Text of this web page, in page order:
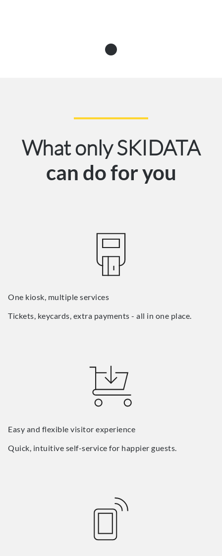
What only SKIDATA
can do for you
One kiosk, multiple services
Tickets, keycards, extra payments - all in one place.
Easy and flexible visitor experience
Quick, intuitive self-service for happier guests.